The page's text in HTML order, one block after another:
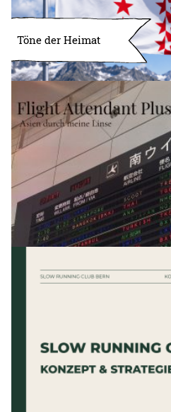
Töne der Heimat